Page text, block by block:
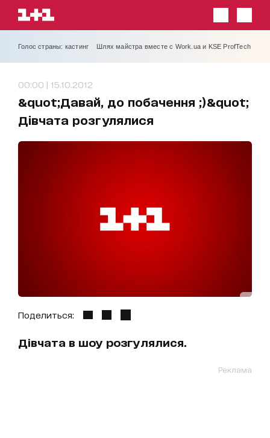
Голос страны: кастинг Шлях майстра вместе с Work.ua и KSE ProfTech
00:00 | 15.10.2012
&quot;Давай, до побачення ;)&quot;
Дівчата розгулялися
Поделиться:
Дівчата в шоу розгулялися.
Реклама